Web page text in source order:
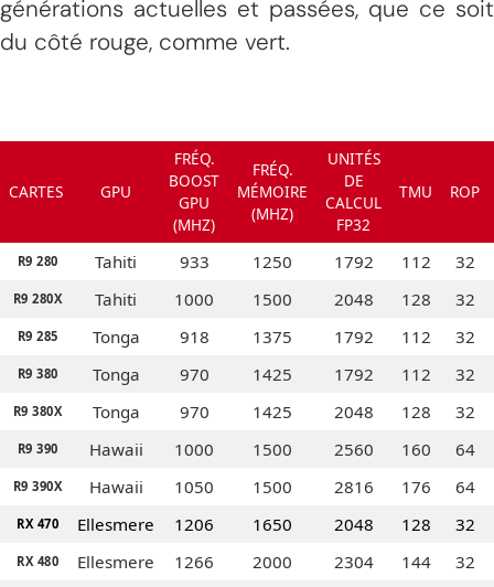
générations actuelles et passées, que ce soit
du côté rouge, comme vert.
CARTES GPU
FRÉQ.
BOOST
GPU
(MHZ)
FRÉQ.
MÉMOIRE
(MHZ)
UNITÉS
DE
CALCUL
FP32
TMU ROP
R9 280 Tahiti 933 1250 1792 112 32
R9 280X Tahiti 1000 1500 2048 128 32
R9 285 Tonga 918 1375 1792 112 32
R9 380 Tonga 970 1425 1792 112 32
R9 380X Tonga 970 1425 2048 128 32
R9 390 Hawaii 1000 1500 2560 160 64
R9 390X Hawaii 1050 1500 2816 176 64
RX 470 Ellesmere 1206 1650 2048 128 32
RX 480 Ellesmere 1266 2000 2304 144 32